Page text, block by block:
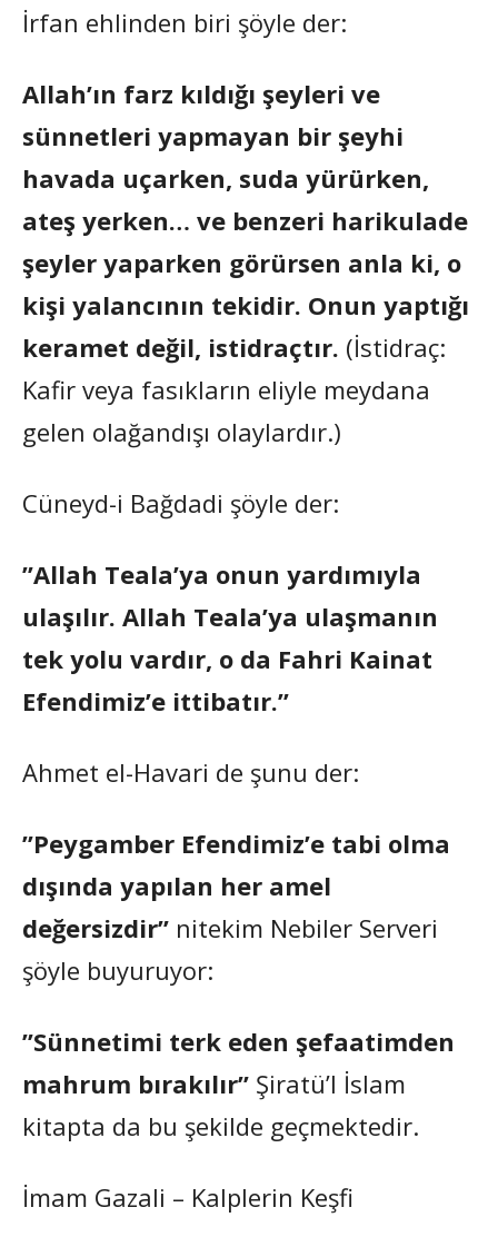
İrfan ehlinden biri şöyle der:
Allah’ın farz kıldığı şeyleri ve
sünnetleri yapmayan bir şeyhi
havada uçarken, suda yürürken,
ateş yerken… ve benzeri harikulade
şeyler yaparken görürsen anla ki, o
kişi yalancının tekidir. Onun yaptığı
keramet değil, istidraçtır. (İstidraç:
Kafir veya fasıkların eliyle meydana
gelen olağandışı olaylardır.)
Cüneyd-i Bağdadi şöyle der:
”Allah Teala’ya onun yardımıyla
ulaşılır. Allah Teala’ya ulaşmanın
tek yolu vardır, o da Fahri Kainat
Efendimiz’e ittibatır.”
Ahmet el-Havari de şunu der:
”Peygamber Efendimiz’e tabi olma
dışında yapılan her amel
değersizdir” nitekim Nebiler Serveri
şöyle buyuruyor:
”Sünnetimi terk eden şefaatimden
mahrum bırakılır” Şiratü’l İslam
kitapta da bu şekilde geçmektedir.
İmam Gazali – Kalplerin Keşfi